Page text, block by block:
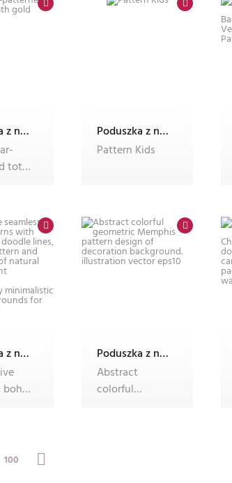
Poduszka z nadrukiem Dec'n'Roll, ze zdjęciem, foto poduszka
tote
Poduszka z nadrukiem Dec'n'Roll, ze zdjęciem, foto poduszka
Pattern Kids
Poduszka z nadrukiem Dec'n'Roll, ze zdjęciem, foto poduszka
boho
Poduszka z nadrukiem Dec'n'Roll, ze zdjęciem, foto poduszka
Abstract
colorful
100